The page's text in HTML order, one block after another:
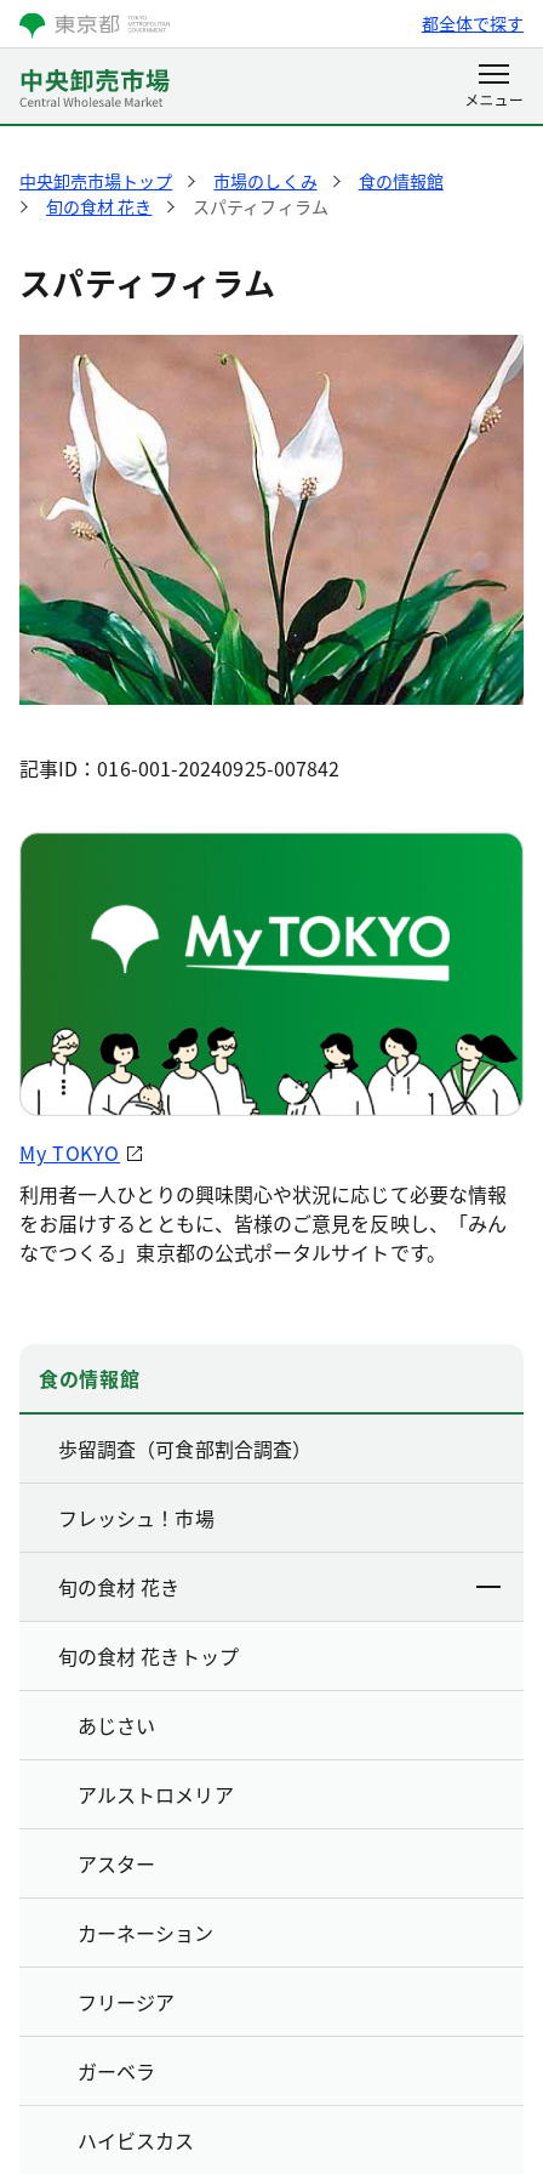
都全体で探す
中央卸売市場トップ 市場のしくみ
食の情報館
旬の食材 花き
スパティフィラム
スパティフィラム
記事ID：016-001-20240925-007842
My TOKYO
利用者一人ひとりの興味関心や状況に応じて必要な情報
をお届けするとともに、皆様のご意見を反映し、「みん
なでつくる」東京都の公式ポータルサイトです。
食の情報館
歩留調査（可食部割合調査）
フレッシュ！市場
旬の食材 花き
旬の食材 花きトップ
あじさい
アルストロメリア
アスター
カーネーション
フリージア
ガーベラ
ハイビスカス